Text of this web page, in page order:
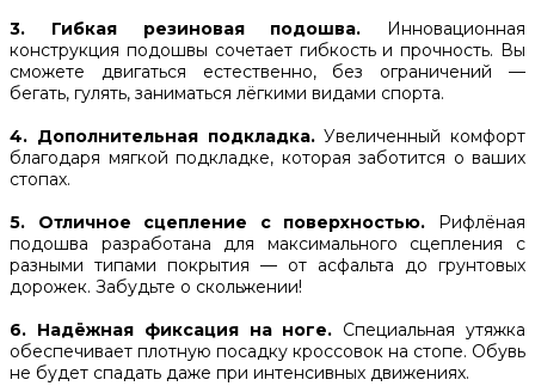
3. Гибкая резиновая подошва. Инновационная
конструкция подошвы сочетает гибкость и прочность. Вы
сможете двигаться естественно, без ограничений —
бегать, гулять, заниматься лёгкими видами спорта.
4. Дополнительная подкладка.Увеличенный комфорт
благодаря мягкой подкладке, которая заботится о ваших
стопах.
5. Отличное сцепление с поверхностью. Рифлёная
подошва разработана для максимального сцепления с
разными типами покрытия — от асфальта до грунтовых
дорожек. Забудьте о скольжении!
6. Надёжная фиксация на ноге. Специальная утяжка
обеспечивает плотную посадку кроссовок на стопе. Обувь
не будет спадать даже при интенсивных движениях.